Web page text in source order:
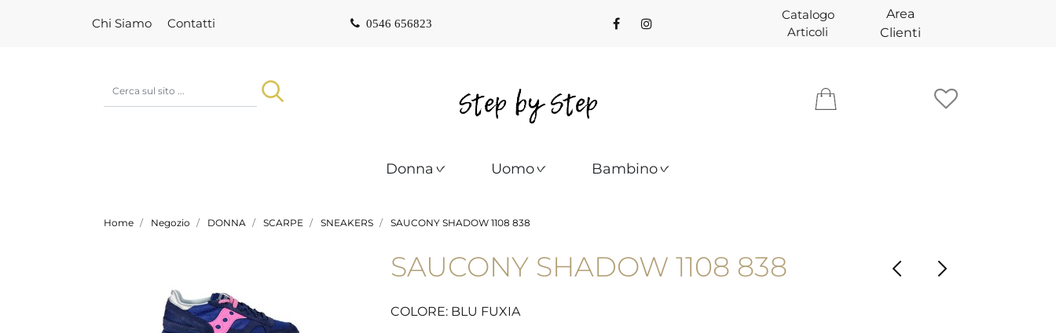
Chi Siamo Contatti 0546 656823
Catalogo
Articoli
Area
Clienti
Donna Uomo Bambino
Home Negozio DONNA SCARPE SNEAKERS SAUCONY SHADOW 1108 838
SAUCONY SHADOW 1108 838
COLORE: BLU FUXIA